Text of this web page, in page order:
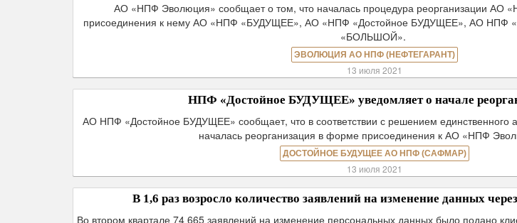
АО «НПФ Эволюция» сообщает о том, что началась процедура реорганизации АО
присоединения к нему АО «НПФ «БУДУЩЕЕ», АО «НПФ «Достойное БУДУЩЕЕ», АО НПФ
«БОЛЬШОЙ».
ЭВОЛЮЦИЯ АО НПФ (НЕФТЕГАРАНТ)
13 июля 2021
НПФ «Достойное БУДУЩЕЕ» уведомляет о начале
АО НПФ «Достойное БУДУЩЕЕ» сообщает, что в соответствии с решением единственного
началась реорганизация в форме присоединения к АО «НПФ
ДОСТОЙНОЕ БУДУЩЕЕ АО НПФ (САФМАР)
13 июля 2021
В 1,6 раз возросло количество заявлений на изменение данных
Во втором квартале 74 665 заявлений на изменение персональных данных было подано